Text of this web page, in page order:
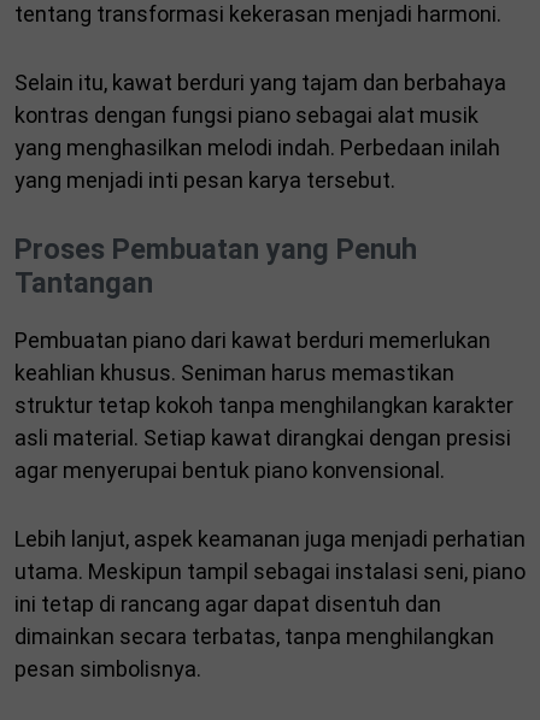
tentang transformasi kekerasan menjadi harmoni.
Selain itu, kawat berduri yang tajam dan berbahaya
kontras dengan fungsi piano sebagai alat musik
yang menghasilkan melodi indah. Perbedaan inilah
yang menjadi inti pesan karya tersebut.
Proses Pembuatan yang Penuh
Tantangan
Pembuatan piano dari kawat berduri memerlukan
keahlian khusus. Seniman harus memastikan
struktur tetap kokoh tanpa menghilangkan karakter
asli material. Setiap kawat dirangkai dengan presisi
agar menyerupai bentuk piano konvensional.
Lebih lanjut, aspek keamanan juga menjadi perhatian
utama. Meskipun tampil sebagai instalasi seni, piano
ini tetap di rancang agar dapat disentuh dan
dimainkan secara terbatas, tanpa menghilangkan
pesan simbolisnya.